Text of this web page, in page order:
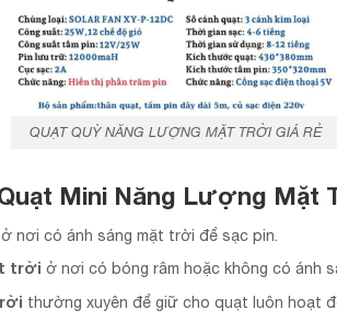
QUẠT QUỲ NĂNG LƯỢNG MẶT TRỜI GIÁ RẺ
Mini Năng Lượng Mặt
ở nơi có ánh sáng mặt trời để sạc pin.
trời ở nơi có bóng râm hoặc không có ánh
thường xuyên để giữ cho quạt luôn hoạt